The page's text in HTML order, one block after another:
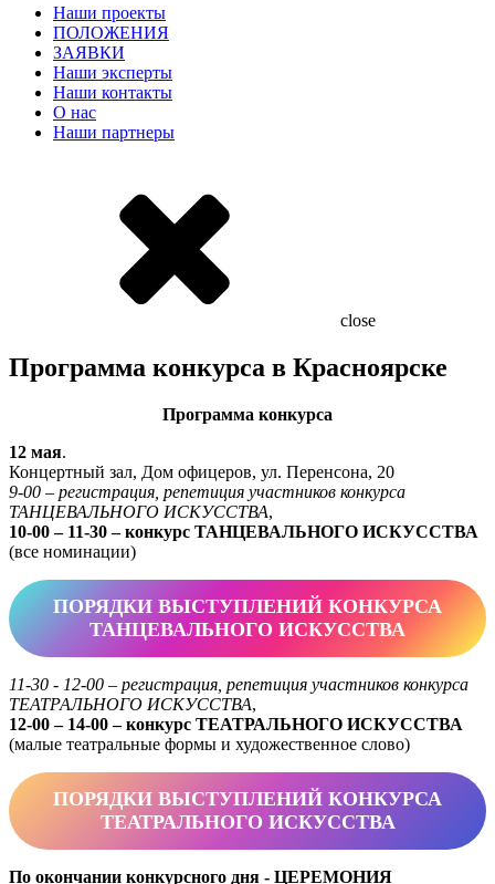
Наши проекты
ПОЛОЖЕНИЯ
ЗАЯВКИ
Наши эксперты
Наши контакты
О нас
Наши партнеры
close
Программа конкурса в Красноярске
Программа конкурса
12 мая.
Концертный зал, Дом офицеров, ул. Перенсона, 20
9-00 – регистрация, репетиция участников конкурса
ТАНЦЕВАЛЬНОГО ИСКУССТВА,
10-00 – 11-30 – конкурс ТАНЦЕВАЛЬНОГО ИСКУССТВА
(все номинации)
ПОРЯДКИ ВЫСТУПЛЕНИЙ КОНКУРСА
ТАНЦЕВАЛЬНОГО ИСКУССТВА
11-30 - 12-00 – регистрация, репетиция участников конкурса
ТЕАТРАЛЬНОГО ИСКУССТВА,
12-00 – 14-00 – конкурс ТЕАТРАЛЬНОГО ИСКУССТВА
(малые театральные формы и художественное слово)
ПОРЯДКИ ВЫСТУПЛЕНИЙ КОНКУРСА
ТЕАТРАЛЬНОГО ИСКУССТВА
По окончании конкурсного дня - ЦЕРЕМОНИЯ